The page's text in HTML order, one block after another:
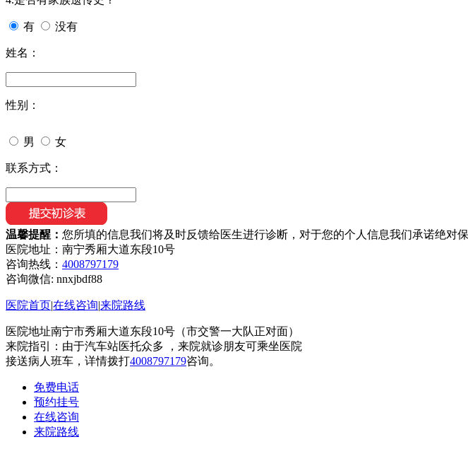
有 没有
姓名：
性别：
男 女
联系方式：
温馨提醒： 您所填的信息我们将及时反馈给医生进行诊断，对于您的个人信息我们承诺绝对
医院地址：南宁秀厢大道东段10号
咨询热线： 4008797179
咨询微信: nnxjbdf88
医院首页|在线咨询|来院路线
医院地址南宁市秀厢大道东段10号（市交警一大队正对面）
来院指引：由于汽车站医托众多 ，来院就诊朋友可乘坐医院
接送病人班车，详情拨打4008797179咨询。
免费电话
预约挂号
在线咨询
来院路线